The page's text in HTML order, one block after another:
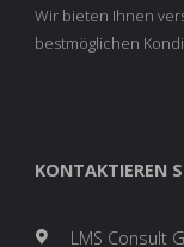
Wir bieten Ihnen
bestmöglichen
KONTAKTIEREN
LMS Consult